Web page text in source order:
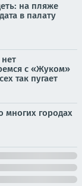
на пляже
в палату
с «Жуком»
так пугает
многих городах